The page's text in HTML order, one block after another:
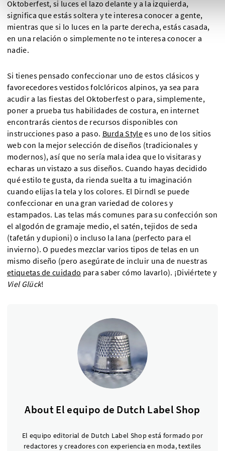
Oktoberfest, si luces el lazo delante y a la izquierda,
significa que estás soltera y te interesa conocer a gente,
mientras que si lo luces en la parte derecha, estás casada,
en una relación o simplemente no te interesa conocer a
nadie.
Si tienes pensado confeccionar uno de estos clásicos y
favorecedores vestidos folclóricos alpinos, ya sea para
acudir a las fiestas del Oktoberfest o para, simplemente,
poner a prueba tus habilidades de costura, en internet
encontrarás cientos de recursos disponibles con
instrucciones paso a paso. Burda Stylees uno de los sitios
web con la mejor selección de diseños (tradicionales y
modernos), así que no sería mala idea que lo visitaras y
echaras un vistazo a sus diseños. Cuando hayas decidido
qué estilo te gusta, da rienda suelta a tu imaginación
cuando elijas la tela y los colores. El Dirndl se puede
confeccionar en una gran variedad de colores y
estampados. Las telas más comunes para su confección son
el algodón de gramaje medio, el satén, tejidos de seda
(tafetán y dupioni) o incluso la lana (perfecto para el
invierno). O puedes mezclar varios tipos de telas en un
mismo diseño (pero asegúrate de incluir una de nuestras
etiquetas de cuidado para saber cómo lavarlo). ¡Diviértete y
Viel Glück!
About El equipo de Dutch Label Shop
El equipo editorial de Dutch Label Shop está formado por
redactores y creadores con experiencia en moda, textiles